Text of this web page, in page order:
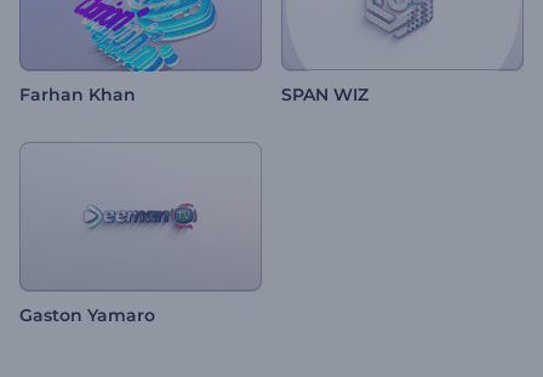
Farhan Khan SPAN WIZ
Gaston Yamaro